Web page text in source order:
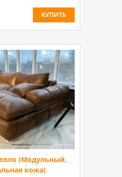
КУПИТЬ
(Модульный,
кожа)